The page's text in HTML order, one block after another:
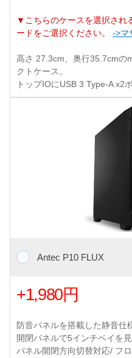
▼こちらのケースを選択され
ードをご選択ください。 ->マ
高さ 27.3cm、奥行35.7cmの
クトケース。
トップIOにUSB 3 Type-A x2
Antec P10 FLUX
+1,980円
防音パネルを搭載した静音仕
開閉パネルで5インチベイを
パネル開閉方向切替対応/ フ